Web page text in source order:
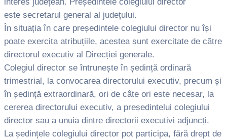
interes județean. Președintele colegiului director
este secretarul general al județului.
În situația în care președintele colegiului director nu își
poate exercita atribuțiile, acestea sunt exercitate de către
directorul executiv al Direcției generale.
Colegiul director se întrunește în ședință ordinară
trimestrial, la convocarea directorului executiv, precum și
în ședință extraordinară, ori de câte ori este necesar, la
cererea directorului executiv, a președintelui colegiului
director sau a unuia dintre directorii executivi adjuncți.
La ședințele colegiului director pot participa, fără drept de